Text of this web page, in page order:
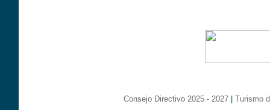
Consejo Directivo 2025 - 2027| Turismo